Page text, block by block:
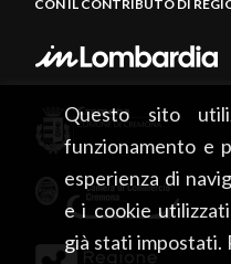
Questo sito
funzionamento e
esperienza di
e i cookie
già stati impostati.
CON IL CONTRIBUTO DI